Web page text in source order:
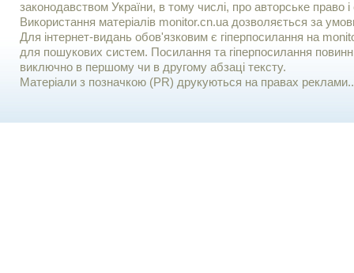
законодавством України, в тому числі, про авторське право і
Використання матерiалiв monitor.cn.ua дозволяється за
Для iнтернет-видань обов'язковим є гiперпосилання на
для пошукових систем. Посилання та гіперпосилання
виключно в першому чи в другому абзаці тексту.
Матеріали з позначкою (PR) друкуються на правах реклами..